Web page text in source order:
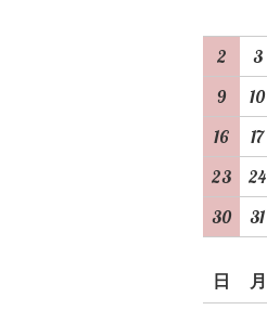
2
3
9
10
16
17
23
24
30
31
日
月